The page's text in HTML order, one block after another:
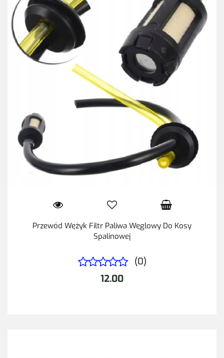
Przewód Wężyk Filtr Paliwa Węglowy Do Kosy
Spalinowej
(0)
12.00